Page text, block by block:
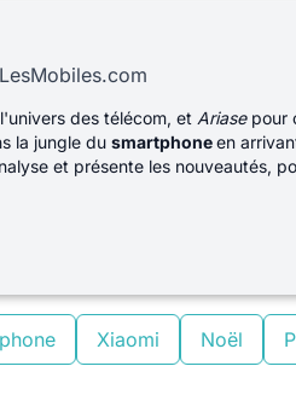
des télécom, et Ariase pour
la jungle du smartphoneen
et présente les nouveautés,
Xiaomi Noël